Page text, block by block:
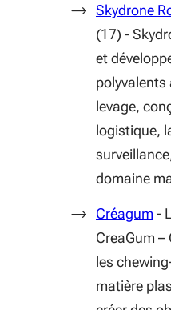
Skydrone
(17) -
et
polyvalents
levage,
logistique,
domaine
Créagum -
CreaGum
les
matière